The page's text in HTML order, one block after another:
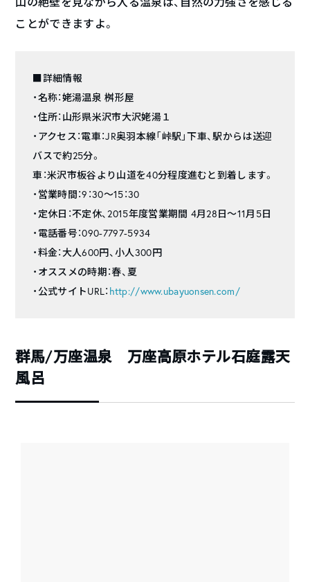
ことができますよ。
■詳細情報
・名称：姥湯温泉 桝形屋
・住所：山形県米沢市大沢姥湯１
・アクセス：電車：JR奥羽本線「峠駅」下車、駅からは送迎
バスで約25分。
車：米沢市板谷より山道を40分程度進むと到着します。
・営業時間：9：30～15：30
・定休日：不定休、2015年度営業期間 4月28日～11月5日
・電話番号：090-7797-5934
・料金：大人600円、小人300円
・オススメの時期：春、夏
・公式サイトURL： http://www.ubayuonsen.com/
群馬/万座温泉 万座高原ホテル石庭露天
風呂